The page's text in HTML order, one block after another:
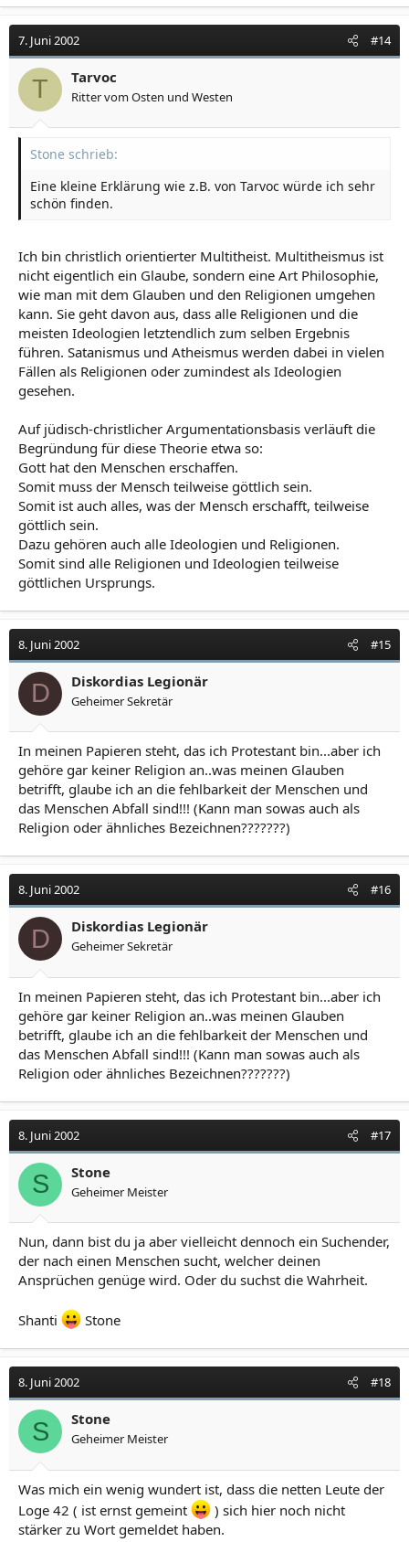
7. Juni 2002 #14
T Tarvoc
Ritter vom Osten und Westen
Stone schrieb:
Eine kleine Erklärung wie z.B. von Tarvoc würde ich sehr
schön finden.
Ich bin christlich orientierter Multitheist. Multitheismus ist
nicht eigentlich ein Glaube, sondern eine Art Philosophie,
wie man mit dem Glauben und den Religionen umgehen
kann. Sie geht davon aus, dass alle Religionen und die
meisten Ideologien letztendlich zum selben Ergebnis
führen. Satanismus und Atheismus werden dabei in vielen
Fällen als Religionen oder zumindest als Ideologien
gesehen.
Auf jüdisch-christlicher Argumentationsbasis verläuft die
Begründung für diese Theorie etwa so:
Gott hat den Menschen erschaffen.
Somit muss der Mensch teilweise göttlich sein.
Somit ist auch alles, was der Mensch erschafft, teilweise
göttlich sein.
Dazu gehören auch alle Ideologien und Religionen.
Somit sind alle Religionen und Ideologien teilweise
göttlichen Ursprungs.
8. Juni 2002 #15
D Diskordias Legionär
Geheimer Sekretär
In meinen Papieren steht, das ich Protestant bin...aber ich
gehöre gar keiner Religion an..was meinen Glauben
betrifft, glaube ich an die fehlbarkeit der Menschen und
das Menschen Abfall sind!!! (Kann man sowas auch als
Religion oder ähnliches Bezeichnen???????)
8. Juni 2002 #16
D Diskordias Legionär
Geheimer Sekretär
In meinen Papieren steht, das ich Protestant bin...aber ich
gehöre gar keiner Religion an..was meinen Glauben
betrifft, glaube ich an die fehlbarkeit der Menschen und
das Menschen Abfall sind!!! (Kann man sowas auch als
Religion oder ähnliches Bezeichnen???????)
8. Juni 2002 #17
S Stone
Geheimer Meister
Nun, dann bist du ja aber vielleicht dennoch ein Suchender,
der nach einen Menschen sucht, welcher deinen
Ansprüchen genüge wird. Oder du suchst die Wahrheit.
Shanti Stone
8. Juni 2002 #18
S Stone
Geheimer Meister
Was mich ein wenig wundert ist, dass die netten Leute der
Loge 42 ( ist ernst gemeint
) sich hier noch nicht
stärker zu Wort gemeldet haben.